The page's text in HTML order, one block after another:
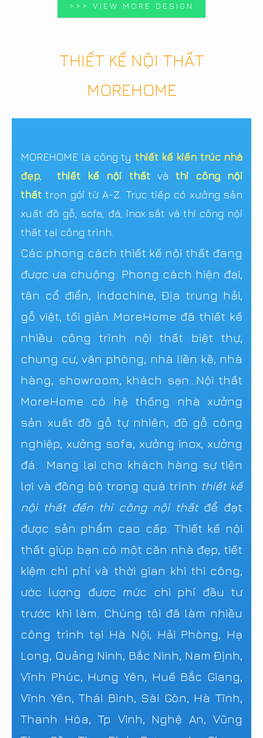
>>> VIEW MORE DESIGN
THIẾT KẾ NỘI THẤT
MOREHOME
MOREHOME là công ty thiết kế kiến trúc nhà
đẹp
thiết kế nội thấtvàthi công nội
thất trọn gói từ A-Z. Trực tiếp có xưởng sản
xuất đồ gỗ, sofa, đá, inox sắt và thi công nội
thất tại công trình.
Các phong cách thiết kế nội thất đang
được ưa chuộng: Phong cách hiện đại,
tân cổ điển, indochine, Địa trung hải,
gỗ việt, tối giản..MoreHome đã thiết kế
nhiều công trình nội thất biệt thự,
chung cư, văn phòng, nhà liền kề, nhà
hàng, showroom, khách sạn...Nội thất
MoreHome có hệ thống nhà xưởng
sản xuất đồ gỗ tự nhiên, đồ gỗ công
nghiệp, xưởng sofa, xưởng inox, xưởng
đá. Mang lại cho khách hàng sự tiện
lợi và đồng bộ trong quá trình thiết kế
nội thất đến thi công nội thấtđể đạt
được sản phẩm cao cấp. Thiết kế nội
thất giúp bạn có một căn nhà đẹp, tiết
kiệm chi phí và thời gian khi thi công,
ước lượng được mức chi phí đầu tư
trước khi làm. Chúng tôi đã làm nhiều
công trình tại Hà Nội, Hải Phòng, Hạ
Long, Quảng Ninh, Bắc Ninh, Nam Định,
Vĩnh Phúc, Hưng Yên, Huế Bắc Giang,
Vĩnh Yên, Thái Bình, Sài Gòn, Hà Tĩnh,
Thanh Hóa, Tp Vinh, Nghệ An, Vũng